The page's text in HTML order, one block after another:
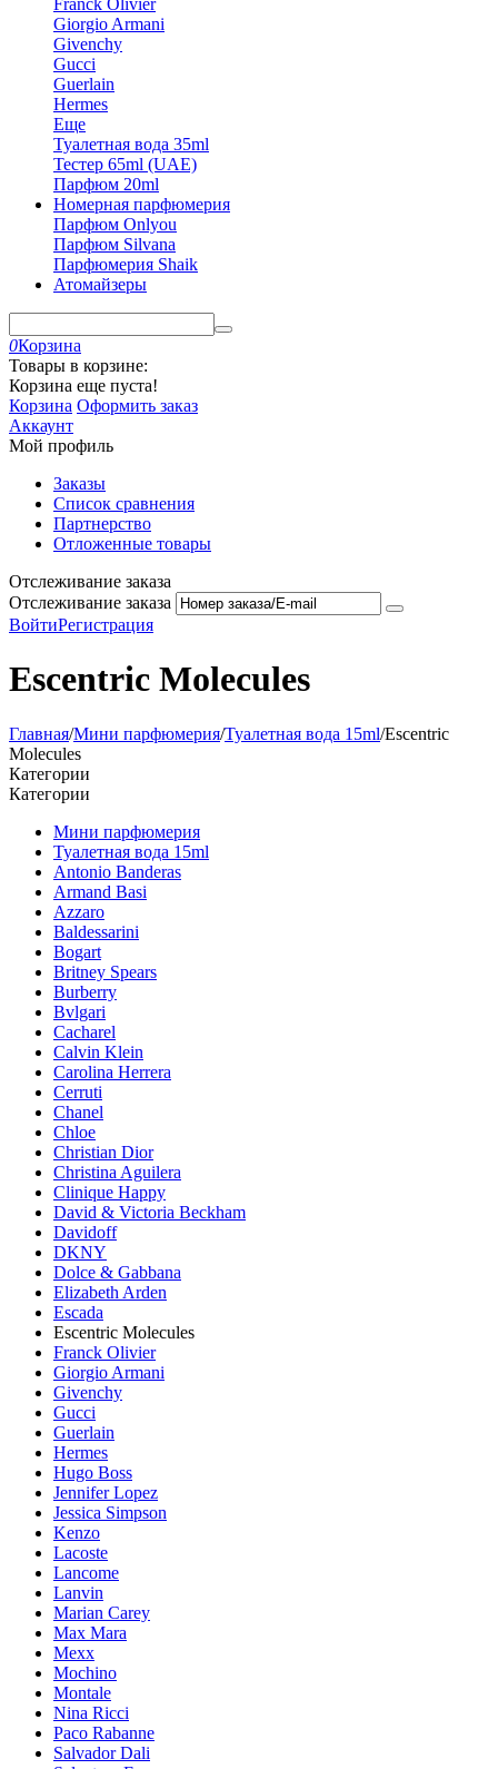
Franck Olivier
Giorgio Armani
Givenchy
Gucci
Guerlain
Hermes
Еще
Туалетная вода 35ml
Тестер 65ml (UAE)
Парфюм 20ml
Номерная парфюмерия
Парфюм Onlyou
Парфюм Silvana
Парфюмерия Shaik
Атомайзеры
0Корзина
Товары в корзине:
Корзина еще пуста!
Корзина Оформить заказ
Аккаунт
Мой профиль
Заказы
Список сравнения
Партнерство
Отложенные товары
Отслеживание заказа
Отслеживание заказа
ВойтиРегистрация
Escentric Molecules
Главная/Мини парфюмерия/Туалетная вода 15ml/Escentric
Molecules
Категории
Категории
Мини парфюмерия
Туалетная вода 15ml
Antonio Banderas
Armand Basi
Azzaro
Baldessarini
Bogart
Britney Spears
Burberry
Bvlgari
Cacharel
Calvin Klein
Carolina Herrera
Cerruti
Chanel
Chloe
Christian Dior
Christina Aguilera
Clinique Happy
David & Victoria Beckham
Davidoff
DKNY
Dolce & Gabbana
Elizabeth Arden
Escada
Escentric Molecules
Franck Olivier
Giorgio Armani
Givenchy
Gucci
Guerlain
Hermes
Hugo Boss
Jennifer Lopez
Jessica Simpson
Kenzo
Lacoste
Lancome
Lanvin
Marian Carey
Max Mara
Mexx
Mochino
Montale
Nina Ricci
Paco Rabanne
Salvador Dali